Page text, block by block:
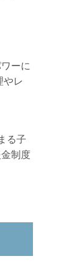
ーに
やレ
る子
制度